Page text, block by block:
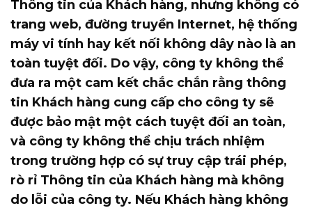
Thông tin của Khách hàng, nhưng không có
trang web, đường truyền Internet, hệ thống
máy vi tính hay kết nối không dây nào là an
toàn tuyệt đối. Do vậy, công ty không thể
đưa ra một cam kết chắc chắn rằng thông
tin Khách hàng cung cấp cho công ty sẽ
được bảo mật một cách tuyệt đối an toàn,
và công ty không thể chịu trách nhiệm
trong trường hợp có sự truy cập trái phép,
rò rỉ Thông tin của Khách hàng mà không
do lỗi của công ty. Nếu Khách hàng không